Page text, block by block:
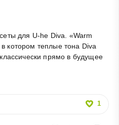
для U-he Diva. «Warm
в котором теплые тона Diva
прямо в будущее
1